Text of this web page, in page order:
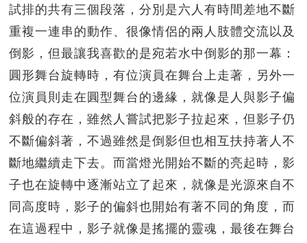
試排的共有三個段落，分別是六人有時間差地不斷
重複一連串的動作、很像情侶的兩人肢體交流以及
倒影，但最讓我喜歡的是宛若水中倒影的那一幕：
圓形舞台旋轉時，有位演員在舞台上走著，另外一
位演員則走在圓型舞台的邊緣，就像是人與影子偏
斜般的存在，雖然人嘗試把影子拉起來，但影子仍
不斷偏斜著，不過雖然是倒影但也相互扶持著人不
斷地繼續走下去。而當燈光開始不斷的亮起時，影
子也在旋轉中逐漸站立了起來，就像是光源來自不
同高度時，影子的偏斜也開始有著不同的角度，而
在這過程中，影子就像是搖擺的靈魂，最後在舞台